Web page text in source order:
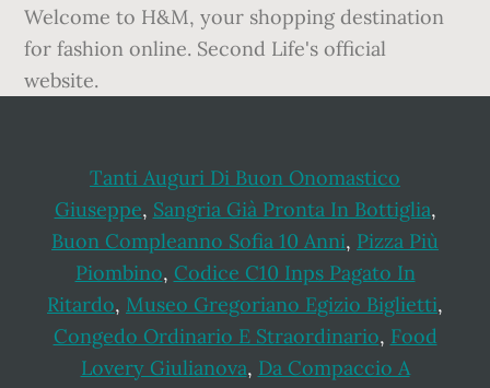
Welcome to H&M, your shopping destination
for fashion online. Second Life's official
website.
Tanti Auguri Di Buon Onomastico
Giuseppe, Sangria Già Pronta In Bottiglia,
Buon Compleanno Sofia 10 Anni, Pizza Più
Piombino, Codice C10 Inps Pagato In
Ritardo, Museo Gregoriano Egizio Biglietti,
Congedo Ordinario E Straordinario, Food
Lovery Giulianova, Da Compaccio A